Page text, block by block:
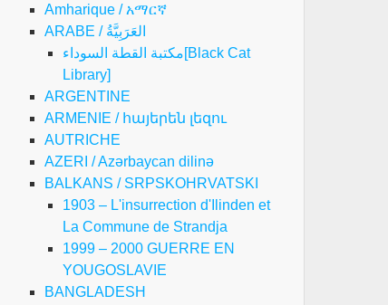
Amharique / አማርኛ
ARABE / العَرَبِيَّةُ
مكتبة القطة السوداء[Black Cat
Library]
ARGENTINE
ARMENIE / հայերեն լեզու
AUTRICHE
AZERI / Azərbaycan dilinə
BALKANS / SRPSKOHRVATSKI
1903 – L'insurrection d'Ilinden et
La Commune de Strandja
1999 – 2000 GUERRE EN
YOUGOSLAVIE
BANGLADESH